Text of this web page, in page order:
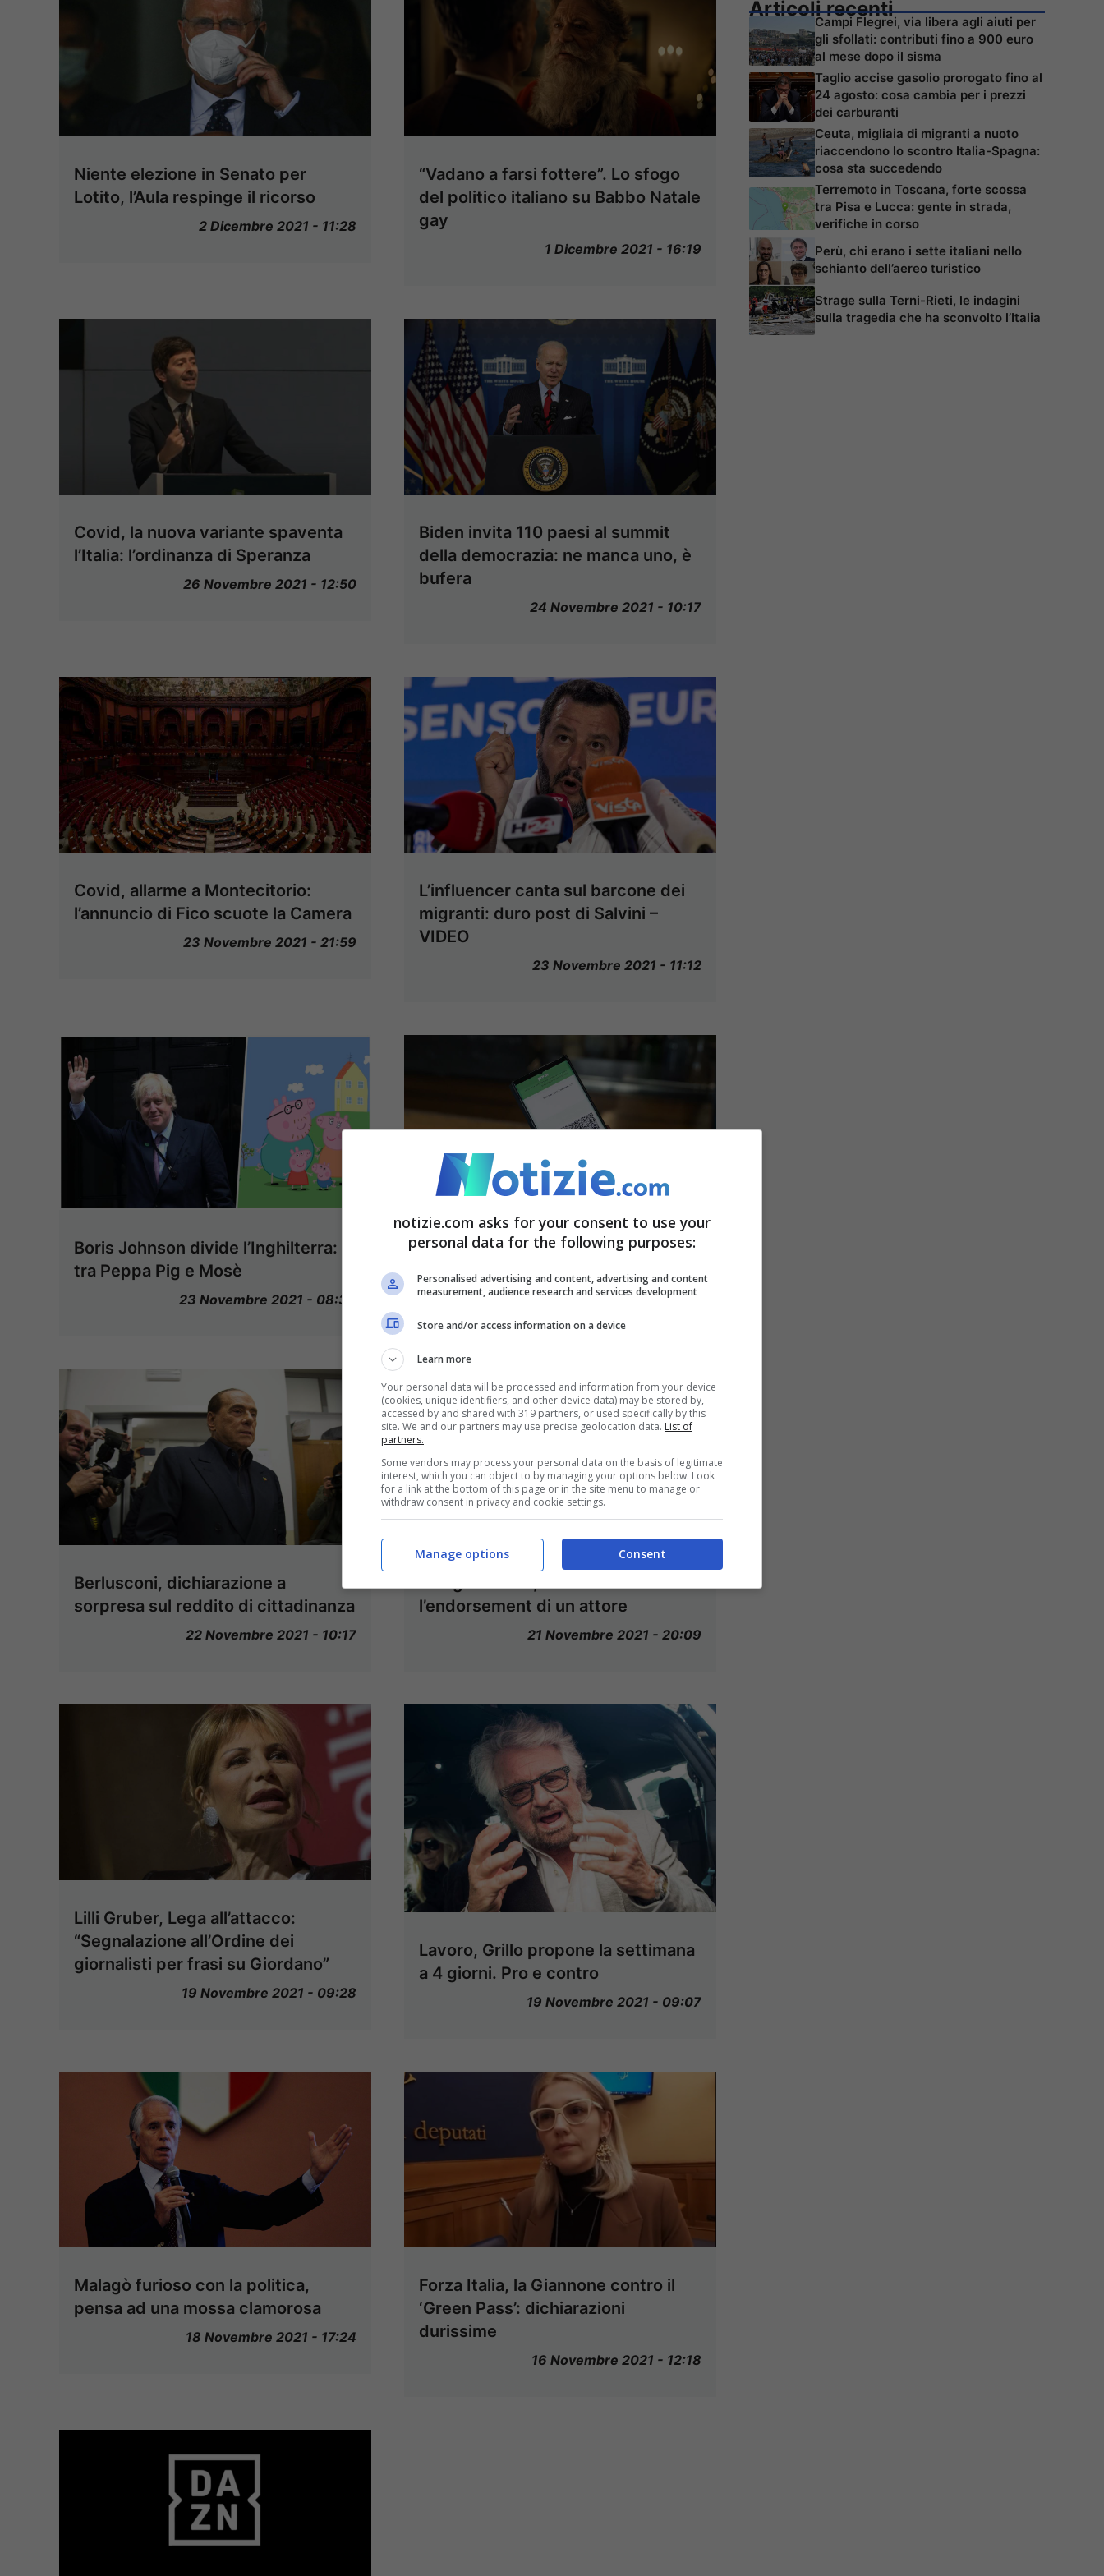
Niente elezione in Senato per
Lotito, l’Aula respinge il ricorso
2 Dicembre 2021 - 11:28
“Vadano a farsi fottere”. Lo sfogo
del politico italiano su Babbo Natale
gay
1 Dicembre 2021 - 16:19
Covid, la nuova variante spaventa
l’Italia: l’ordinanza di Speranza
26 Novembre 2021 - 12:50
Biden invita 110 paesi al summit
della democrazia: ne manca uno, è
bufera
24 Novembre 2021 - 10:17
Covid, allarme a Montecitorio:
l’annuncio di Fico scuote la Camera
23 Novembre 2021 - 21:59
L’influencer canta sul barcone dei
migranti: duro post di Salvini –
VIDEO
23 Novembre 2021 - 11:12
Boris Johnson divide l’Inghilterra:
tra Peppa Pig e Mosè
23 Novembre 2021 - 08:36
Super Green Pass, la discussione
entra nel vivo: le ultime novità
22 Novembre 2021 - 14:09
Berlusconi, dichiarazione a
sorpresa sul reddito di cittadinanza
22 Novembre 2021 - 10:17
Giorgia Meloni, arriva
l’endorsement di un attore
21 Novembre 2021 - 20:09
Lilli Gruber, Lega all’attacco:
“Segnalazione all’Ordine dei
giornalisti per frasi su Giordano”
19 Novembre 2021 - 09:28
Lavoro, Grillo propone la settimana
a 4 giorni. Pro e contro
19 Novembre 2021 - 09:07
Malagò furioso con la politica,
pensa ad una mossa clamorosa
18 Novembre 2021 - 17:24
Forza Italia, la Giannone contro il
‘Green Pass’: dichiarazioni
durissime
16 Novembre 2021 - 12:18
Articoli recenti
Campi Flegrei, via libera agli aiuti per
gli sfollati: contributi fino a 900 euro
al mese dopo il sisma
Taglio accise gasolio prorogato fino al
24 agosto: cosa cambia per i prezzi
dei carburanti
Ceuta, migliaia di migranti a nuoto
riaccendono lo scontro Italia-Spagna:
cosa sta succedendo
Terremoto in Toscana, forte scossa
tra Pisa e Lucca: gente in strada,
verifiche in corso
Perù, chi erano i sette italiani nello
schianto dell’aereo turistico
Strage sulla Terni-Rieti, le indagini
sulla tragedia che ha sconvolto l’Italia
notizie.com asks for your consent to use your
personal data for the following purposes:
Personalised advertising and content, advertising and content
measurement, audience research and services development
Store and/or access information on a device
Learn more
Your personal data will be processed and information from your device
(cookies, unique identifiers, and other device data) may be stored by,
accessed by and shared with 319 partners, or used specifically by this
site. We and our partners may use precise geolocation data. List of
partners.
Some vendors may process your personal data on the basis of legitimate
interest, which you can object to by managing your options below. Look
for a link at the bottom of this page or in the site menu to manage or
withdraw consent in privacy and cookie settings.
Consent
Manage options